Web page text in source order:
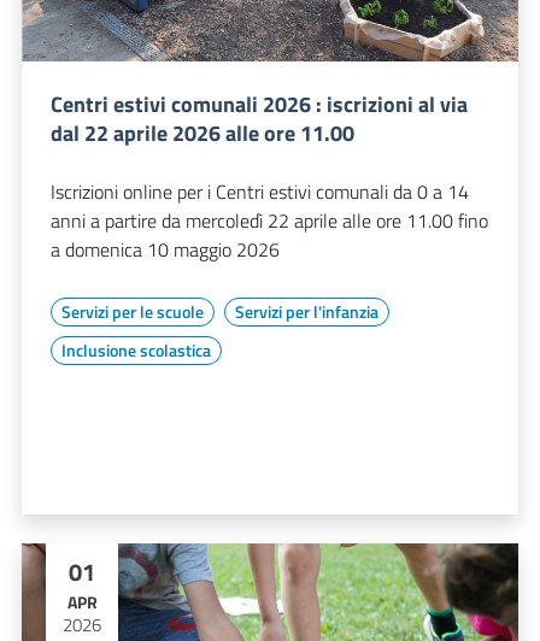
Centri estivi comunali 2026 : iscrizioni al via
dal 22 aprile 2026 alle ore 11.00
Iscrizioni online per i Centri estivi comunali da 0 a 14
anni a partire da mercoledì 22 aprile alle ore 11.00 fino
a domenica 10 maggio 2026
Servizi per le scuole
Servizi per l'infanzia
Inclusione scolastica
01
APR
2026